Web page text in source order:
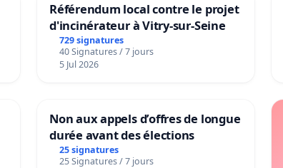
Référendum local contre le projet
d'incinérateur à Vitry-sur-Seine
729 signatures
40 Signatures / 7 jours
5 Jul 2026
Non aux appels d’offres de longue
durée avant des élections
25 signatures
25 Signatures / 7 jours